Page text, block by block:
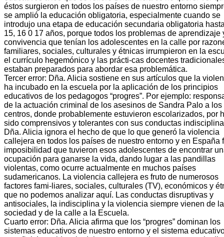
éstos surgieron en todos los países de nuestro entorno
se amplió la educación obligatoria, especialmente cuando se
introdujo una etapa de educación secundaria obligatoria
15, 16 0 17 años, porque todos los problemas de aprendizaje
convivencia que tenían los adolescentes en la calle por
familiares, sociales, culturales y étnicas irrumpieron en la
el currículo hegemónico y las prácti-cas docentes
estaban preparados para abordar esa problemática.
Tercer error: Dña. Alicia sostiene en sus artículos que la
ha incubado en la escuela por la aplicación de los principios
educativos de los pedagogos “progres”. Por ejemplo:
de la actuación criminal de los asesinos de Sandra Palo a los
centros, donde probablemente estuvieron escolarizados, por
sido comprensivos y tolerantes con sus conductas
Dña. Alicia ignora el hecho de que lo que generó la violencia
callejera en todos los países de nuestro entorno y en España
imposibilidad que tuvieron esos adolescentes de encontrar
ocupación para ganarse la vida, dando lugar a las pandillas
violentas, como ocurre actualmente en muchos países
sudamericanos. La violencia callejera es fruto de numerosos
factores fami-liares, sociales, culturales (TV), económicos y
que no podemos analizar aquí. Las conductas disruptivas y
antisociales, la indisciplina y la violencia siempre vienen de la
sociedad y de la calle a la Escuela.
Cuarto error: Dña. Alicia afirma que los “progres” dominan los
sistemas educativos de nuestro entorno y el sistema